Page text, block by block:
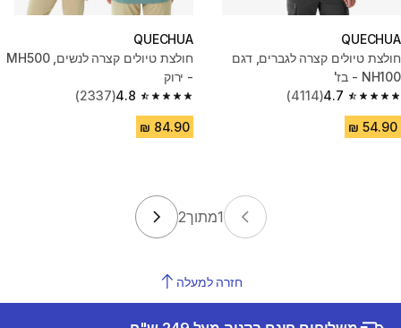
QUECHUA
חולצת טיולים קצרה לגברים, דגם
NH100 - בז'
4.7
4.7 out of 5 stars from 4114 reviews
(4114)
QUECHUA
חולצת טיולים קצרה לנשים, MH500
- ירוק
4.8
4.8 out of 5 stars from 2337 reviews
(2337)
1מתוך2
חזרה למעלה